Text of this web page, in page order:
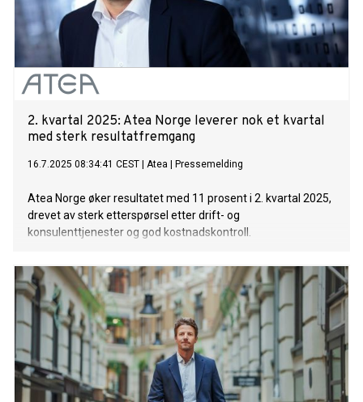
2. kvartal 2025: Atea Norge leverer nok et kvartal
med sterk resultatfremgang
16.7.2025 08:34:41 CEST Atea Pressemelding
Atea Norge øker resultatet med 11 prosent i 2. kvartal 2025,
drevet av sterk etterspørsel etter drift- og
konsulenttjenester og god kostnadskontroll.